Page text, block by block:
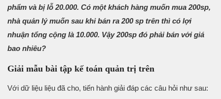
phẩm và bị lỗ 20.000. Có một khách hàng muốn mua 200sp,
nhà quản lý muốn sau khi bán ra 200 sp trên thì có lợi
nhuận tổng cộng là 10.000. Vậy 200sp đó phải bán với giá
bao nhiêu?
Giải mẫu bài tập kế toán quản trị trên
Với dữ liệu liệu đã cho, tiến hành giải đáp các câu hỏi như sau: